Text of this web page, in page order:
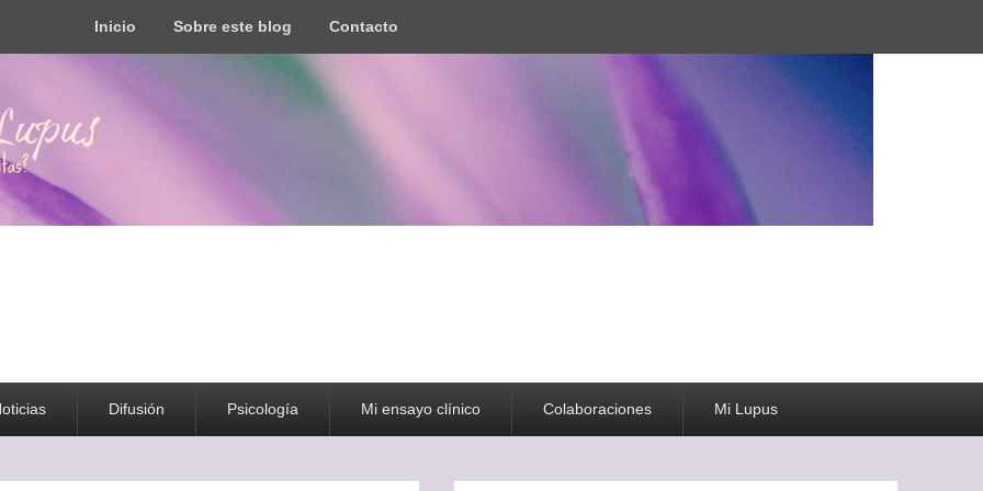
Inicio Sobre este blog Contacto
todo tipo de información y recursos
Difusión Psicología Mi ensayo clínico Colaboraciones Mi Lupus